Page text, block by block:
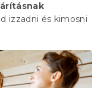
izzadni és kimosni